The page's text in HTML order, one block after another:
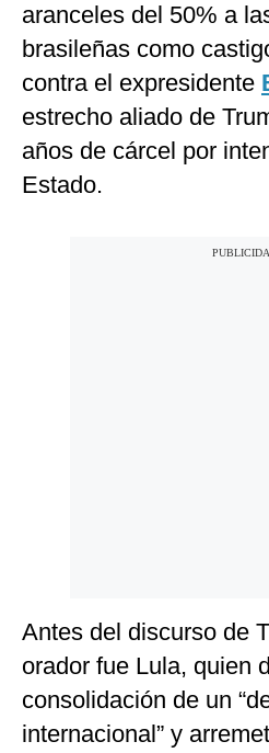
aranceles del 50% a
brasileñas como
contra el expresidente
estrecho aliado de
años de cárcel por
Estado.
Antes del discurso de
orador fue Lula, quien
consolidación de un
internacional” y